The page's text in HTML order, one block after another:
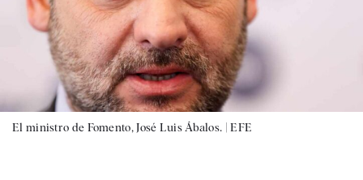
El ministro de Fomento, José Luis Ábalos. |EFE